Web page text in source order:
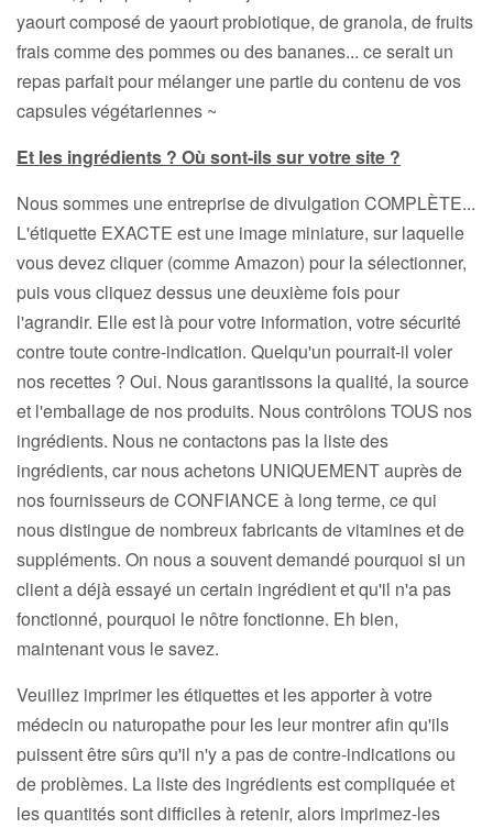
yaourt composé de yaourt probiotique, de granola, de fruits
frais comme des pommes ou des bananes... ce serait un
repas parfait pour mélanger une partie du contenu de vos
capsules végétariennes ~
Et les ingrédients ? Où sont-ils sur votre site ?
Nous sommes une entreprise de divulgation COMPLÈTE...
L'étiquette EXACTE est une image miniature, sur laquelle
vous devez cliquer (comme Amazon) pour la sélectionner,
puis vous cliquez dessus une deuxième fois pour
l'agrandir. Elle est là pour votre information, votre sécurité
contre toute contre-indication. Quelqu'un pourrait-il voler
nos recettes ? Oui. Nous garantissons la qualité, la source
et l'emballage de nos produits. Nous contrôlons TOUS nos
ingrédients. Nous ne contactons pas la liste des
ingrédients, car nous achetons UNIQUEMENT auprès de
nos fournisseurs de CONFIANCE à long terme, ce qui
nous distingue de nombreux fabricants de vitamines et de
suppléments. On nous a souvent demandé pourquoi si un
client a déjà essayé un certain ingrédient et qu'il n'a pas
fonctionné, pourquoi le nôtre fonctionne. Eh bien,
maintenant vous le savez.
Veuillez imprimer les étiquettes et les apporter à votre
médecin ou naturopathe pour les leur montrer afin qu'ils
puissent être sûrs qu'il n'y a pas de contre-indications ou
de problèmes. La liste des ingrédients est compliquée et
les quantités sont difficiles à retenir, alors imprimez-les